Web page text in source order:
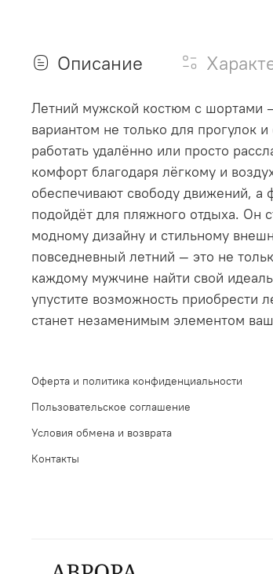
Описание
Летний мужской костюм с шортами
вариантом не только для прогулок
работать удалённо или просто
комфорт благодаря лёгкому и
обеспечивают свободу движений,
подойдёт для пляжного отдыха. Он
модному дизайну и стильному
повседневный летний — это не
каждому мужчине найти свой
упустите возможность приобрести
станет незаменимым элементом
Оферта и политика конфиденциальности
Пользовательское соглашение
Условия обмена и возврата
Контакты